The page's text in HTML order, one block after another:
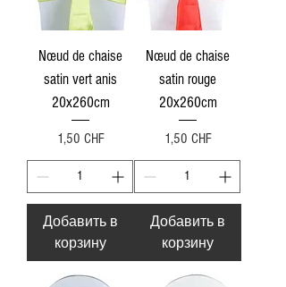
Nœud de chaise
satin vert anis
20x260cm
Цена
1,50 CHF
Добавить в
корзину
Nœud de chaise
satin rouge
20x260cm
Цена
1,50 CHF
Добавить в
корзину